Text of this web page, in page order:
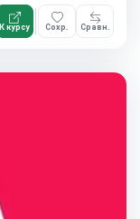
К курсу Сохр. Сравн.